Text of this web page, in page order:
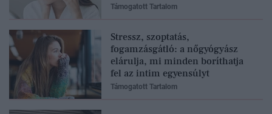
Támogatott Tartalom
Stressz, szoptatás,
fogamzásgátló: a nőgyógyász
elárulja, mi minden boríthatja
fel az intim egyensúlyt
Támogatott Tartalom